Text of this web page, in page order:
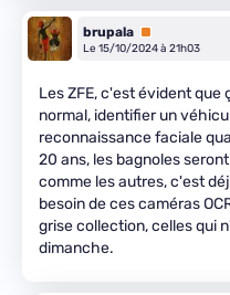
brupala Premium
Le 15/10/2024 à 21h03
Les ZFE, c'est évident que
normal, identifier un
reconnaissance faciale
20 ans, les bagnoles
comme les autres, c'est
besoin de ces caméras
grise collection, celles qui
dimanche.